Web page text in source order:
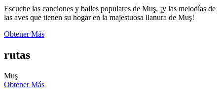
Escuche las canciones y bailes populares de Muş, ¡y las melodías de
las aves que tienen su hogar en la majestuosa llanura de Muş!
Obtener Más
rutas
Muş
Obtener Más